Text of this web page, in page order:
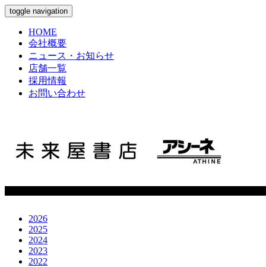
toggle navigation
HOME
会社概要
ニュース・お知らせ
店舗一覧
採用情報
お問い合わせ
2026
2025
2024
2023
2022